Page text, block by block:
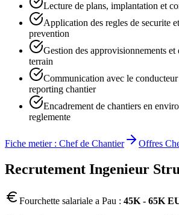
Lecture de plans, implantation et
Application des regles de securite
prevention
Gestion des approvisionnements et
terrain
Communication avec le
reporting chantier
Encadrement de chantiers en
reglemente
Fiche metier : Chef de Chantier Offres
Recrutement Ingenieur
Fourchette salariale a Pau : 45K - 65K